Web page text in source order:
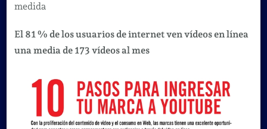
medida
El 81 % de los usuarios de internet ven vídeos en línea
una media de 173 vídeos al mes